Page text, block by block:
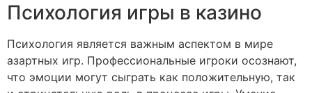
Психология игры в казино
Психология является важным аспектом в мире
азартных игр. Профессиональные игроки осознают,
что эмоции могут сыграть как положительную, так